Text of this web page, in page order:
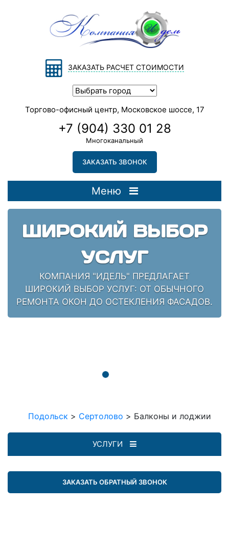
ЗАКАЗАТЬ РАСЧЕТ СТОИМОСТИ
Торгово-офисный центр, Московское шоссе, 17
+7 (904) 330 01 28
Многоканальный
ЗАКАЗАТЬ ЗВОНОК
Меню
ШИРОКИЙ ВЫБОР
УСЛУГ
КОМПАНИЯ "ИДЕЛЬ" ПРЕДЛАГАЕТ
ШИРОКИЙ ВЫБОР УСЛУГ: ОТ ОБЫЧНОГО
РЕМОНТА ОКОН ДО ОСТЕКЛЕНИЯ ФАСАДОВ.
Подольск > Сертолово > Балконы и лоджии
УСЛУГИ
ЗАКАЗАТЬ ОБРАТНЫЙ ЗВОНОК